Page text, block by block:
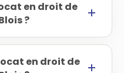
en droit de
?
en droit de